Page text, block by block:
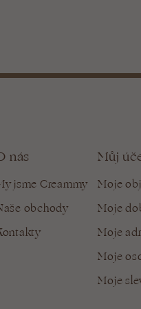
nás
jsme Creammy
obchody
Můj
Moje
Moje
Moje
Moje
Moje